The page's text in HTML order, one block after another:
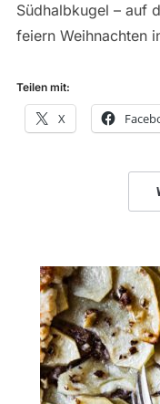
Südhalbkugel – auf
feiern Weihnachten
Teilen mit:
X